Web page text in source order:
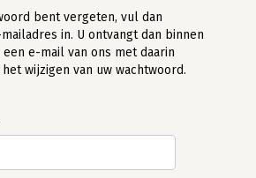
bent vergeten, vul dan
in. U ontvangt dan binnen
e-mail van ons met daarin
wijzigen van uw wachtwoord.